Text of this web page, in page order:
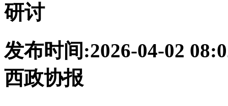
研讨
发布时间:2026-04-02
西政协报